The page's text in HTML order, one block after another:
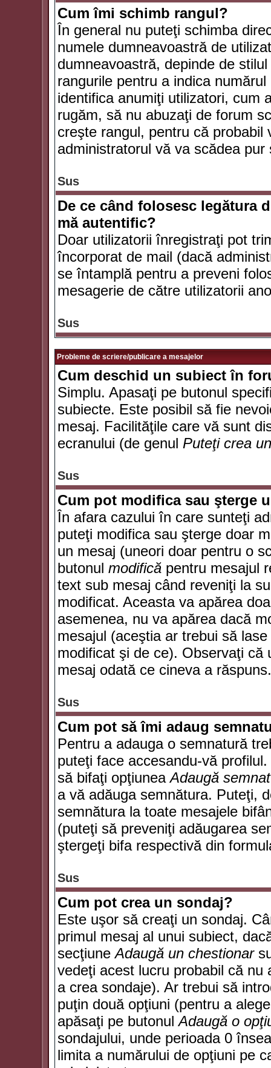
Cum îmi schimb rangul?
În general nu puteţi schimba
numele dumneavoastră de
dumneavoastră, depinde de
rangurile pentru a indica
identifica anumiţi utilizatori, cum
rugăm, să nu abuzaţi de forum
creşte rangul, pentru că
administratorul vă va scădea
Sus
De ce când folosesc legătura
mă autentific?
Doar utilizatorii înregistraţi pot
încorporat de mail (dacă
se întamplă pentru a preveni
mesagerie de către utilizatorii
Sus
Probleme de scriere/publicare a mesajelor
Cum deschid un subiect în
Simplu. Apasaţi pe butonul
subiecte. Este posibil să fie
mesaj. Facilităţile care vă sunt
ecranului (de genul Puteţi crea
Sus
Cum pot modifica sau şterge
În afara cazului în care sunteţi
puteţi modifica sau şterge doar
un mesaj (uneori doar pentru o
butonul modifică pentru mesajul
text sub mesaj când reveniţi la
modificat. Aceasta va apărea
asemenea, nu va apărea dacă
mesajul (aceştia ar trebui să
modificat şi de ce). Observaţi că
mesaj odată ce cineva a răspuns.
Sus
Cum pot să îmi adaug
Pentru a adauga o semnatură
puteţi face accesandu-vă
să bifaţi opţiuneaAdaugă
a vă adăuga semnătura. Puteţi,
semnătura la toate mesajele
(puteţi să preveniţi adăugarea
ştergeţi bifa respectivă din
Sus
Cum pot crea un sondaj?
Este uşor să creaţi un sondaj.
primul mesaj al unui subiect,
secţiuneAdaugă un chestionar
vedeţi acest lucru probabil că nu
a crea sondaje). Ar trebui să
puţin două opţiuni (pentru a
apăsaţi pe butonulAdaugă o
sondajului, unde perioada 0
limita a numărului de opţiuni pe